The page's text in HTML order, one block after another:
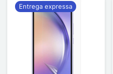
Entrega expressa